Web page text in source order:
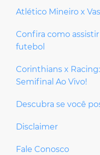
Atlético Mineiro x
Confira como
futebol
Corinthians x
Semifinal Ao Vivo!
Descubra se você
Disclaimer
Fale Conosco